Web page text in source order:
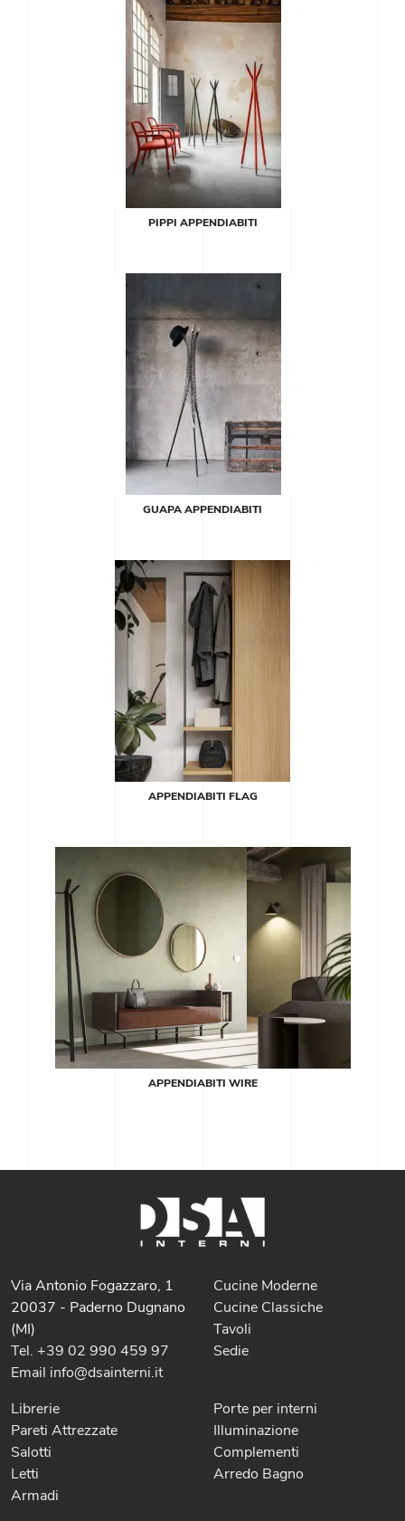
PIPPI APPENDIABITI
GUAPA APPENDIABITI
APPENDIABITI FLAG
APPENDIABITI WIRE
Via Antonio Fogazzaro, 1
20037 - Paderno Dugnano
(MI)
Tel. +39 02 990 459 97
Email info@dsainterni.it
Cucine Moderne
Cucine Classiche
Tavoli
Sedie
Librerie
Pareti Attrezzate
Salotti
Letti
Armadi
Porte per interni
Illuminazione
Complementi
Arredo Bagno